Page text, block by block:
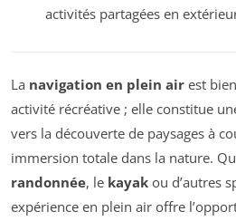
activités partagées en
La navigation en plein air est
activité récréative ; elle constitue
vers la découverte de paysages à
immersion totale dans la nature.
randonnée, le kayak ou d’autres
expérience en plein air offre